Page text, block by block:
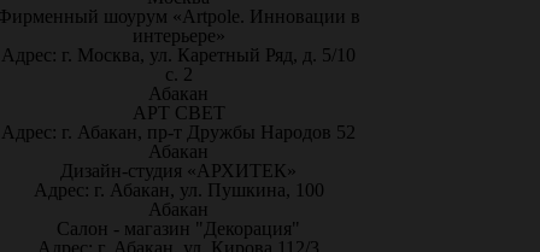
шоурум «Artpole. Инновации в
интерьере»
Адрес: г. Москва, ул. Каретный Ряд, д. 5/10
с. 2
Абакан
АРТ СВЕТ
Адрес: г. Абакан, пр-т Дружбы Народов 52
Абакан
Дизайн-студия «АРХИТЕК»
Адрес: г. Абакан, ул. Пушкина, 100
Абакан
Салон - магазин "Декорация"
Адрес: г. Абакан, ул. Кирова 112/3